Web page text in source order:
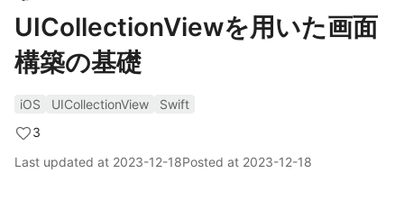
UICollectionViewを用いた画面
構築の基礎
iOS UICollectionView
Swift
3
Last updated at 2023-12-18Posted at 2023-12-18